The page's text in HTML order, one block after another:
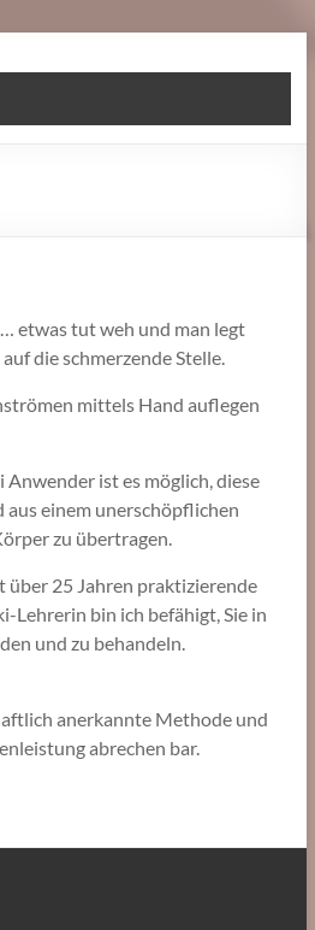
etwas tut weh und man legt
die schmerzende Stelle.
mittels Hand auflegen
Anwender ist es möglich, diese
aus einem unerschöpflichen
zu übertragen.
über 25 Jahren praktizierende
Lehrerin bin ich befähigt, Sie in
und zu behandeln.
anerkannte Methode und
abrechen bar.